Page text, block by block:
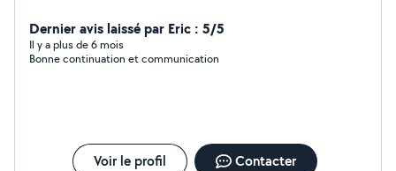
Dernier avis laissé par Eric : 5/5
Il y a plus de 6 mois
Bonne continuation et communication
Voir le profil Contacter